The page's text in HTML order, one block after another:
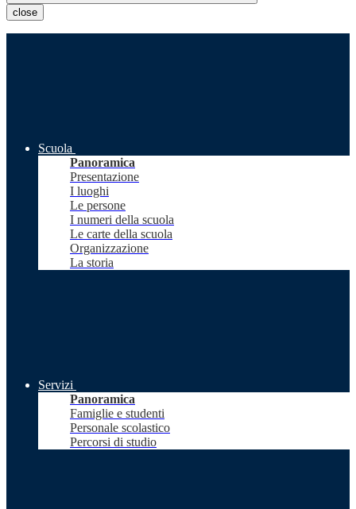
close
Scuola
Panoramica
Presentazione
I luoghi
Le persone
I numeri della scuola
Le carte della scuola
Organizzazione
La storia
Servizi
Panoramica
Famiglie e studenti
Personale scolastico
Percorsi di studio